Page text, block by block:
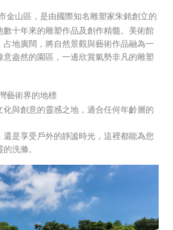
金山區，是由國際知名雕塑家朱銘創立的
十年來的雕塑作品及創作精髓。 美術館
占地廣闊，將自然景觀與藝術作品融為一
盎然的園區，一邊欣賞氣勢非凡的雕塑
藝術界的地標
與創意的靈感之地，適合任何年齡層的
是享受戶外的靜謐時光，這裡都能為您
洗滌。